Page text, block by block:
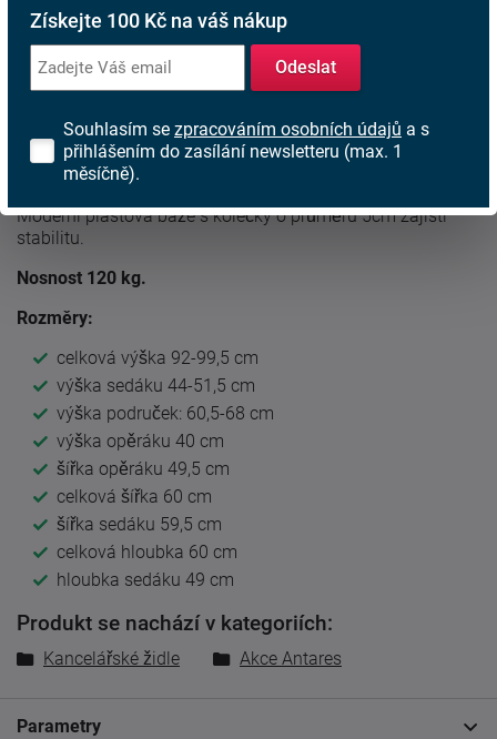
Studentská kancelářská židle Durangos perforovaným
plsatovým opěrákem potaženým síťovinou.
a nastavením síly protiváhy. Součástí jsou integrované
područku, ocelový rám sedáku a područek..
Moderní plastová báže s kolečky o průměru 5cm zajistí
stabilitu.
Nosnost 120 kg.
Rozměry:
celková výška 92-99,5 cm
výška sedáku 44-51,5 cm
výška područek: 60,5-68 cm
výška opěráku 40 cm
šířka opěráku 49,5 cm
celková šířka 60 cm
šířka sedáku 59,5 cm
celková hloubka 60 cm
hloubka sedáku 49 cm
Produkt se nachází v kategoriích:
Kancelářské židle Akce Antares
Parametry
Získejte 100 Kč na váš nákup
Odeslat
Souhlasím se zpracováním osobních údajů a s
přihlášením do zasílání newsletteru (max. 1
měsíčně).